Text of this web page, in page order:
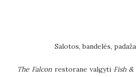
Salotos, bandelės,
The Falconrestorane valgyti Fish &